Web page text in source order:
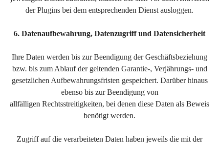
der Plugins bei dem entsprechenden Dienst ausloggen.
6. Datenaufbewahrung, Datenzugriff und Datensicherheit
Ihre Daten werden bis zur Beendigung der Geschäftsbeziehung
bzw. bis zum Ablauf der geltenden Garantie-, Verjährungs- und
gesetzlichen Aufbewahrungsfristen gespeichert. Darüber hinaus
ebenso bis zur Beendigung von
allfälligen Rechtsstreitigkeiten, bei denen diese Daten als Beweis
benötigt werden.
Zugriff auf die verarbeiteten Daten haben jeweils die mit der